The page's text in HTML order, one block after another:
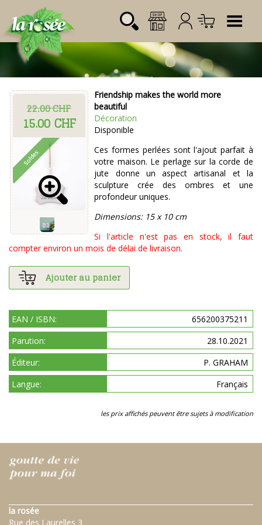
Login:
Désignation Référence
22.00 CHF
15.00 CHF
Friendship makes the world more
beautiful
Décoration
Disponible
Ces formes perlées sont l'ajout parfait à
votre maison. Le perlage sur la corde de
jute donne un aspect artisanal et la
sculpture crée des ombres et une
profondeur uniques.
Dimensions: 15 x 10 cm
Si l'article n'est pas en stock, il faut
compter environ un mois de délai de livraison.
Ajouter au panier
EAN / ISBN:
656200375211
Parution:
28.10.2021
Éditeur:
P. GRAHAM
Langue:
Français
les prix affichés peuvent être sujets à modification
la rosée
Rue des Laurelles 3